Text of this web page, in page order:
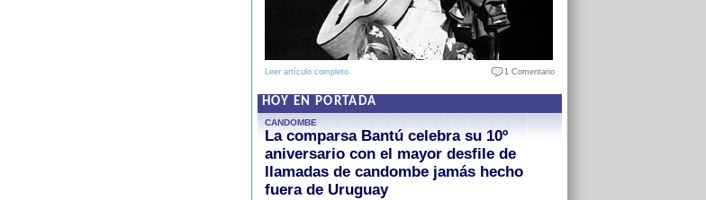
Leer artículo completo 1 Comentario
HOY EN PORTADA
CANDOMBE
La comparsa Bantú celebra su 10º
aniversario con el mayor desfile de
llamadas de candombe jamás hecho
fuera de Uruguay